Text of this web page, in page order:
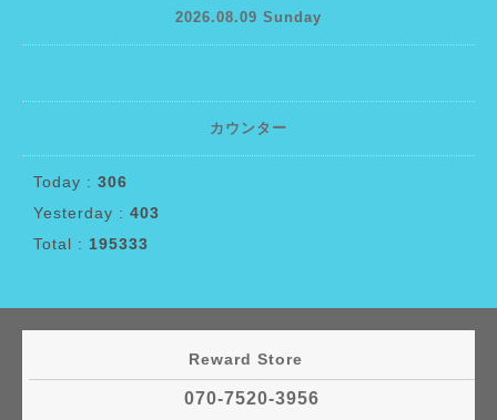
2026.08.09 Sunday
カウンター
Today : 306
Yesterday : 403
Total : 195333
Reward Store
070-7520-3956